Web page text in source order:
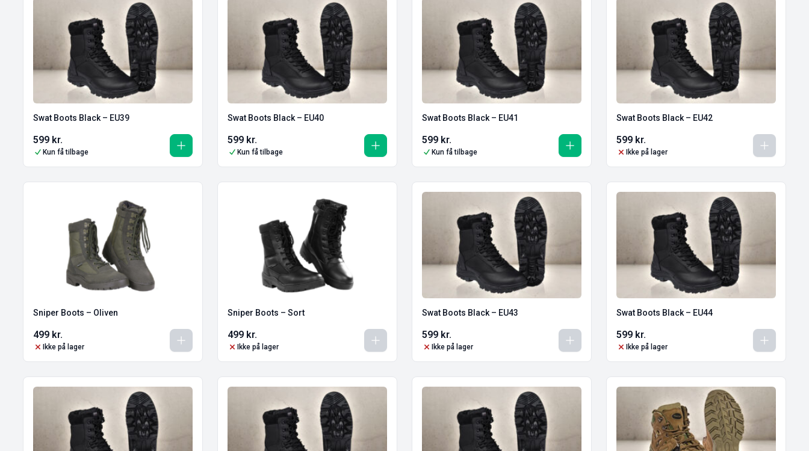
Swat Boots Black – EU39
599 kr.
Kun få tilbage
Swat Boots Black – EU40
599 kr.
Kun få tilbage
Swat Boots Black – EU41
599 kr.
Kun få tilbage
Swat Boots Black – EU42
599 kr.
Ikke på lager
Sniper Boots – Oliven
499 kr.
Ikke på lager
Sniper Boots – Sort
499 kr.
Ikke på lager
Swat Boots Black – EU43
599 kr.
Ikke på lager
Swat Boots Black – EU44
599 kr.
Ikke på lager